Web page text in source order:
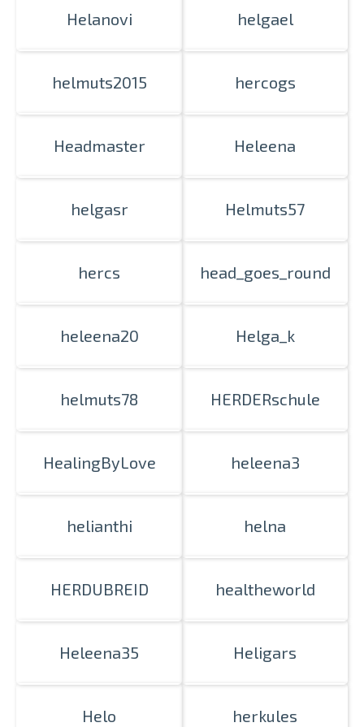
Helanovi helgael
helmuts2015 hercogs
Headmaster Heleena
helgasr Helmuts57
hercs head_goes_round
heleena20 Helga_k
helmuts78 HERDERschule
HealingByLove heleena3
helianthi helna
HERDUBREID healtheworld
Heleena35 Heligars
Helo herkules